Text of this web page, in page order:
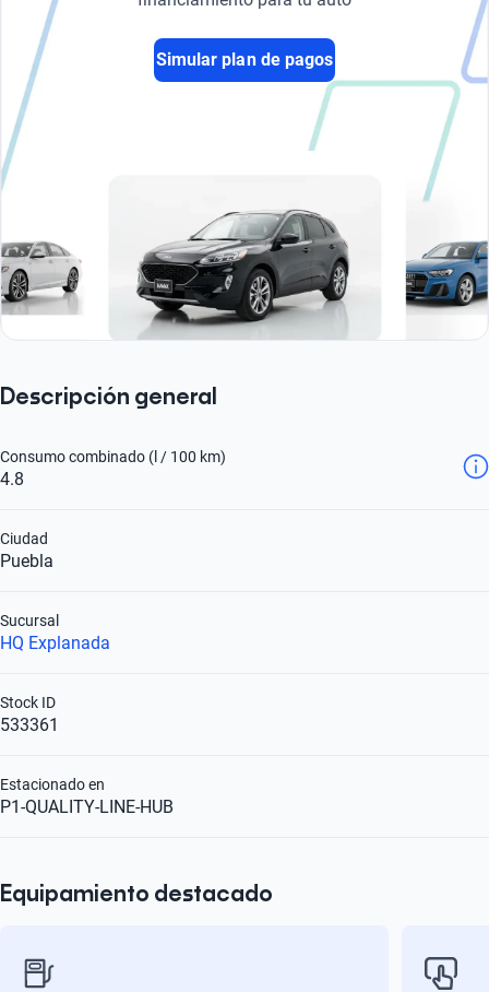
Simular plan de pagos
Descripción general
4.8
Consumo combinado (l / 100 km)
Puebla
Ciudad
HQ Explanada
Sucursal
533361
Stock ID
P1-QUALITY-LINE-HUB
Estacionado en
Equipamiento destacado